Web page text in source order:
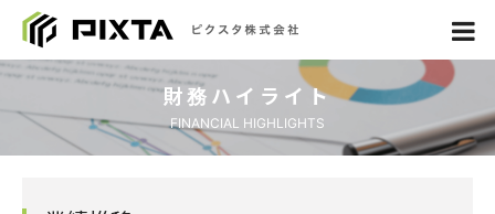
財務ハイライト
FINANCIAL HIGHLIGHTS